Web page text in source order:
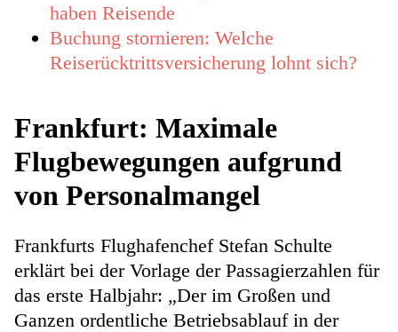
haben Reisende
Buchung stornieren: Welche
Reiserücktrittsversicherung lohnt sich?
Frankfurt: Maximale
Flugbewegungen aufgrund
von Personalmangel
Frankfurts Flughafenchef Stefan Schulte
erklärt bei der Vorlage der Passagierzahlen für
das erste Halbjahr: „Der im Großen und
Ganzen ordentliche Betriebsablauf in der